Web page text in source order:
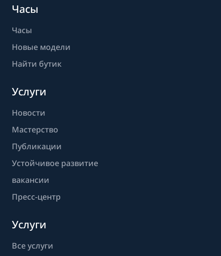
Часы
Часы
Новые модели
Найти бутик
Услуги
Новости
Мастерство
Публикации
Устойчивое развитие
вакансии
Пресс-центр
Услуги
Все услуги